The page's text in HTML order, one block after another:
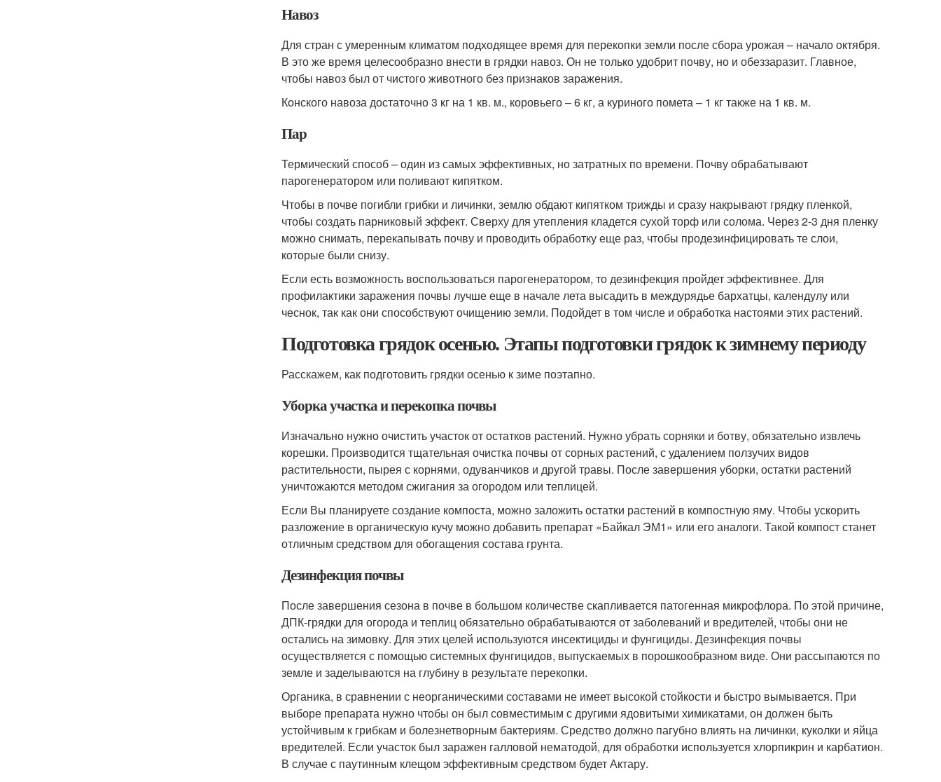
Навоз
Для стран с умеренным климатом подходящее время для перекопки земли после сбора урожая – начало октября.
В это же время целесообразно внести в грядки навоз. Он не только удобрит почву, но и обеззаразит. Главное,
чтобы навоз был от чистого животного без признаков заражения.
Конского навоза достаточно 3 кг на 1 кв. м., коровьего – 6 кг, а куриного помета – 1 кг также на 1 кв. м.
Пар
Термический способ – один из самых эффективных, но затратных по времени. Почву обрабатывают
парогенератором или поливают кипятком.
Чтобы в почве погибли грибки и личинки, землю обдают кипятком трижды и сразу накрывают грядку пленкой,
чтобы создать парниковый эффект. Сверху для утепления кладется сухой торф или солома. Через 2-3 дня пленку
можно снимать, перекапывать почву и проводить обработку еще раз, чтобы продезинфицировать те слои,
которые были снизу.
Если есть возможность воспользоваться парогенератором, то дезинфекция пройдет эффективнее. Для
профилактики заражения почвы лучше еще в начале лета высадить в междурядье бархатцы, календулу или
чеснок, так как они способствуют очищению земли. Подойдет в том числе и обработка настоями этих растений.
Подготовка грядок осенью. Этапы подготовки грядок к зимнему периоду
Расскажем, как подготовить грядки осенью к зиме поэтапно.
Уборка участка и перекопка почвы
Изначально нужно очистить участок от остатков растений. Нужно убрать сорняки и ботву, обязательно извлечь
корешки. Производится тщательная очистка почвы от сорных растений, с удалением ползучих видов
растительности, пырея с корнями, одуванчиков и другой травы. После завершения уборки, остатки растений
уничтожаются методом сжигания за огородом или теплицей.
Если Вы планируете создание компоста, можно заложить остатки растений в компостную яму. Чтобы ускорить
разложение в органическую кучу можно добавить препарат «Байкал ЭМ1» или его аналоги. Такой компост станет
отличным средством для обогащения состава грунта.
Дезинфекция почвы
После завершения сезона в почве в большом количестве скапливается патогенная микрофлора. По этой причине,
ДПК-грядки для огорода и теплиц обязательно обрабатываются от заболеваний и вредителей, чтобы они не
остались на зимовку. Для этих целей используются инсектициды и фунгициды. Дезинфекция почвы
осуществляется с помощью системных фунгицидов, выпускаемых в порошкообразном виде. Они рассыпаются по
земле и заделываются на глубину в результате перекопки.
Органика, в сравнении с неорганическими составами не имеет высокой стойкости и быстро вымывается. При
выборе препарата нужно чтобы он был совместимым с другими ядовитыми химикатами, он должен быть
устойчивым к грибкам и болезнетворным бактериям. Средство должно пагубно влиять на личинки, куколки и яйца
вредителей. Если участок был заражен галловой нематодой, для обработки используется хлорпикрин и карбатион.
В случае с паутинным клещом эффективным средством будет Актару.